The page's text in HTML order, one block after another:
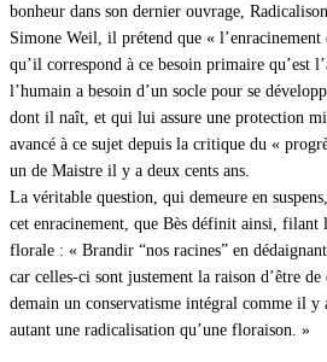
bonheur dans son dernier ouvrage,
Simone Weil, il prétend que «
qu’il correspond à ce besoin primaire qu’est
l’humain a besoin d’un socle pour se
dont il naît, et qui lui assure une protection
avancé à ce sujet depuis la critique du «
un de Maistre il y a deux cents ans.
La véritable question, qui demeure en
cet enracinement, que Bès définit ainsi, filant
florale : « Brandir “nos racines” en
car celles-ci sont justement la raison d’être
demain un conservatisme intégral comme il y
autant une radicalisation qu’une floraison. »